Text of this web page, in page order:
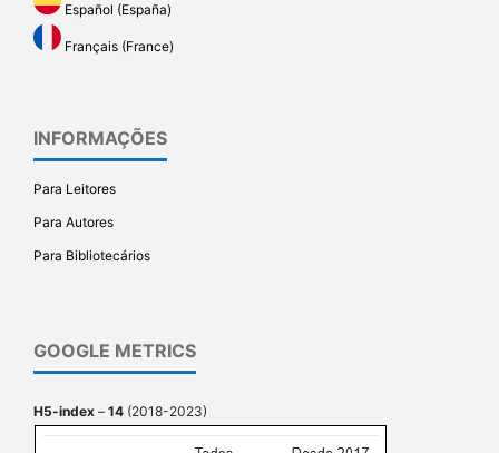
Español (España)
Français (France)
INFORMAÇÕES
Para Leitores
Para Autores
Para Bibliotecários
GOOGLE METRICS
H5-index – 14 (2018-2023)